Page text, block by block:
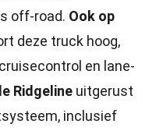
off-road. Ook op
deze truck hoog,
en lane-
Ridgeline uitgerust
inclusief